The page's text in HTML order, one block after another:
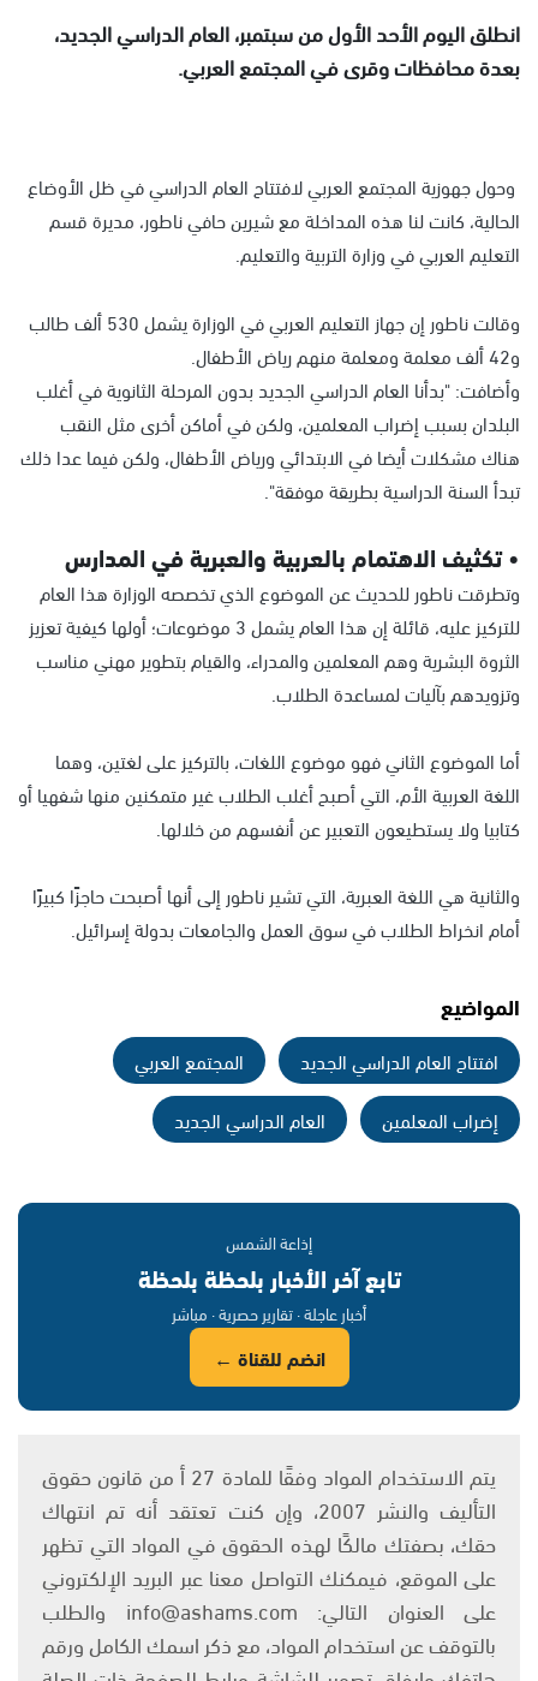
انطلق اليوم الأحد الأول من سبتمبر، العام الدراسي الجديد،
بعدة محافظات وقرى في المجتمع العربي.
وحول جهوزية المجتمع العربي لافتتاح العام الدراسي في ظل الأوضاع
الحالية، كانت لنا هذه المداخلة مع شيرين حافي ناطور، مديرة قسم
التعليم العربي في وزارة التربية والتعليم.
وقالت ناطور إن جهاز التعليم العربي في الوزارة يشمل 530 ألف طالب
و42 ألف معلمة ومعلمة منهم رياض الأطفال.
وأضافت: "بدأنا العام الدراسي الجديد بدون المرحلة الثانوية في أغلب
البلدان بسبب إضراب المعلمين، ولكن في أماكن أخرى مثل النقب
هناك مشكلات أيضا في الابتدائي ورياض الأطفال، ولكن فيما عدا ذلك
تبدأ السنة الدراسية بطريقة موفقة".
• تكثيف الاهتمام بالعربية والعبرية في المدارس
وتطرقت ناطور للحديث عن الموضوع الذي تخصصه الوزارة هذا العام
للتركيز عليه، قائلة إن هذا العام يشمل 3 موضوعات؛ أولها كيفية تعزيز
الثروة البشرية وهم المعلمين والمدراء، والقيام بتطوير مهني مناسب
وتزويدهم بآليات لمساعدة الطلاب.
أما الموضوع الثاني فهو موضوع اللغات، بالتركيز على لغتين، وهما
اللغة العربية الأم، التي أصبح أغلب الطلاب غير متمكنين منها شفهيا أو
كتابيا ولا يستطيعون التعبير عن أنفسهم من خلالها.
والثانية هي اللغة العبرية، التي تشير ناطور إلى أنها أصبحت حاجزًا كبيرًا
أمام انخراط الطلاب في سوق العمل والجامعات بدولة إسرائيل.
المواضيع
افتتاح العام الدراسي الجديد
المجتمع العربي
إضراب المعلمين
العام الدراسي الجديد
إذاعة الشمس
تابع آخر الأخبار بلحظة بلحظة
أخبار عاجلة · تقارير حصرية · مباشر
انضم للقناة ←
يتم الاستخدام المواد وفقًا للمادة 27 أ من قانون حقوق
التأليف والنشر 2007، وإن كنت تعتقد أنه تم انتهاك
حقك، بصفتك مالكًا لهذه الحقوق في المواد التي تظهر
على الموقع، فيمكنك التواصل معنا عبر البريد الإلكتروني
على العنوان التالي: info@ashams.com والطلب
بالتوقف عن استخدام المواد، مع ذكر اسمك الكامل ورقم